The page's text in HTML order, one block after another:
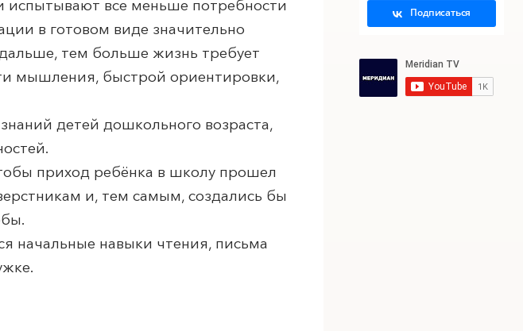
испытывают все меньше потребности
в готовом виде значительно
тем больше жизнь требует
мышления, быстрой ориентировки,
детей дошкольного возраста,
приход ребёнка в школу прошел
и, тем самым, создались бы
начальные навыки чтения, письма
Подписаться